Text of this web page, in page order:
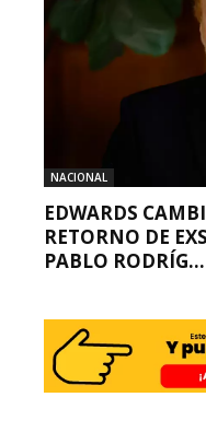
NACIONAL
EDWARDS
RETORNO DE
PABLO RODRÍG...